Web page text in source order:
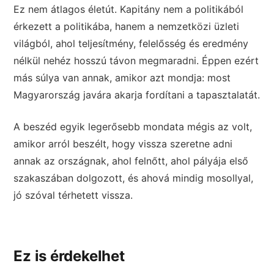
Ez nem átlagos életút. Kapitány nem a politikából
érkezett a politikába, hanem a nemzetközi üzleti
világból, ahol teljesítmény, felelősség és eredmény
nélkül nehéz hosszú távon megmaradni. Éppen ezért
más súlya van annak, amikor azt mondja: most
Magyarország javára akarja fordítani a tapasztalatát.
A beszéd egyik legerősebb mondata mégis az volt,
amikor arról beszélt, hogy vissza szeretne adni
annak az országnak, ahol felnőtt, ahol pályája első
szakaszában dolgozott, és ahová mindig mosollyal,
jó szóval térhetett vissza.
Ez is érdekelhet